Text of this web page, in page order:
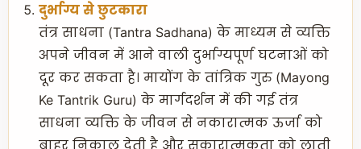
दुर्भाग्य से छुटकारा
तंत्र साधना (Tantra Sadhana) के माध्यम से व्यक्ति
अपने जीवन में आने वाली दुर्भाग्यपूर्ण घटनाओं को
दूर कर सकता है। मायोंग के तांत्रिक गुरु (Mayong
Ke Tantrik Guru) के मार्गदर्शन में की गई तंत्र
साधना व्यक्ति के जीवन से नकारात्मक ऊर्जा को
बाहर निकाल देती है और सकारात्मकता को लाती